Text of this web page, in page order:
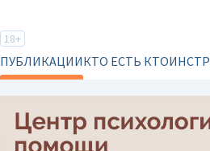
18+
ПУБЛИКАЦИИКТО ЕСТЬ КТО